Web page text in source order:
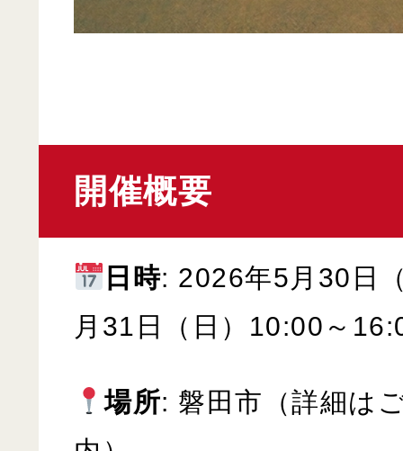
開催概要
日時: 2026年5月30日
月31日（日）10:00～
場所: 磐田市（詳細は